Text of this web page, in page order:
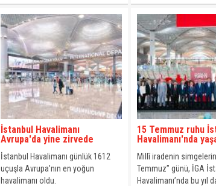
İstanbul Havalimanı
Avrupa'da yine zirvede
İstanbul Havalimanı günlük 1612
uçuşla Avrupa'nın en yoğun
havalimanı oldu.
15 Temmuz ruhu
Havalimanı'nda
Millî iradenin
Temmuz” günü, İGA
Havalimanı’nda bu yıl